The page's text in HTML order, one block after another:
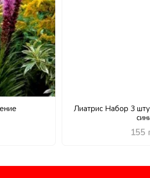
Лиатрис Набор 3
155